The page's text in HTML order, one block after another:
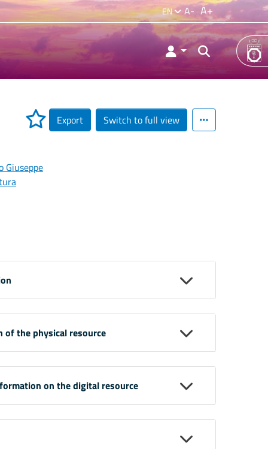
EN A- A+
Export Switch to full view
Giuseppe
of the physical resource
on the digital resource